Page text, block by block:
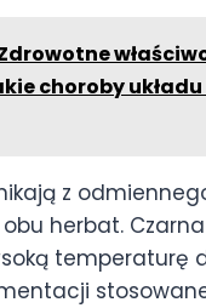
choroby
z
herbat.
temperaturę